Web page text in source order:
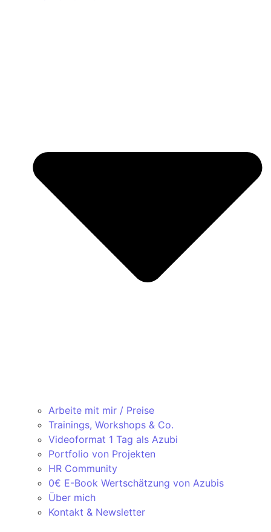
Arbeite mit mir / Preise
Trainings, Workshops & Co.
Videoformat 1 Tag als Azubi
Portfolio von Projekten
HR Community
0€ E-Book Wertschätzung von Azubis
Über mich
Kontakt & Newsletter